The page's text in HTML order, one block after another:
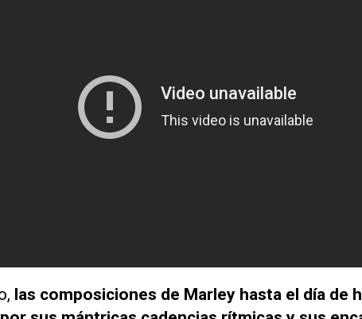
las composiciones de Marley hasta el día de